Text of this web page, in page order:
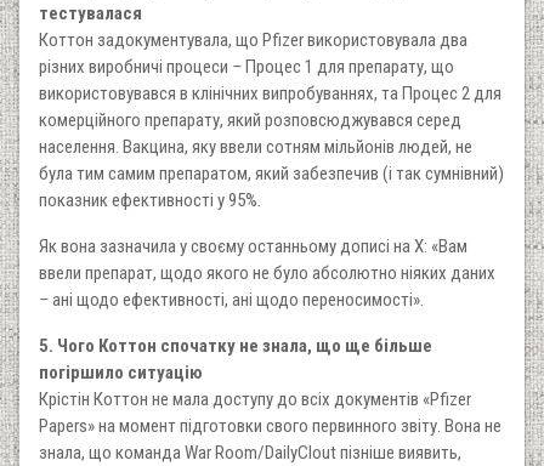
тестувалася
Коттон задокументувала, що Pfizer використовувала два
різних виробничі процеси –Процес 1 для препарату, що
використовувався в клінічних випробуваннях, та Процес 2 для
комерційного препарату, який розповсюджувався серед
населення. Вакцина, яку ввели сотням мільйонів людей, не
була тим самим препаратом, який забезпечив (і так сумнівний)
показник ефективності у 95%.
Як вона зазначила у своєму останньому дописі на X: «Вам
ввели препарат, щодо якого не було абсолютно ніяких даних
–ані щодо ефективності, ані щодо переносимості».
5. Чого Коттон спочатку не знала, що ще більше
погіршило ситуацію
Крістін Коттон не мала доступу до всіх документів «Pfizer
Papers» на момент підготовки свого первинного звіту. Вона не
знала, що команда War Room/DailyClout пізніше виявить,